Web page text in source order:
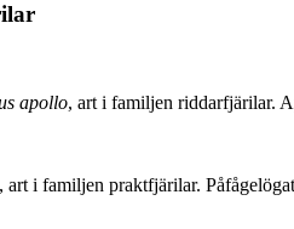
apollo, art i familjen riddarfjärilar.
art i familjen praktfjärilar.